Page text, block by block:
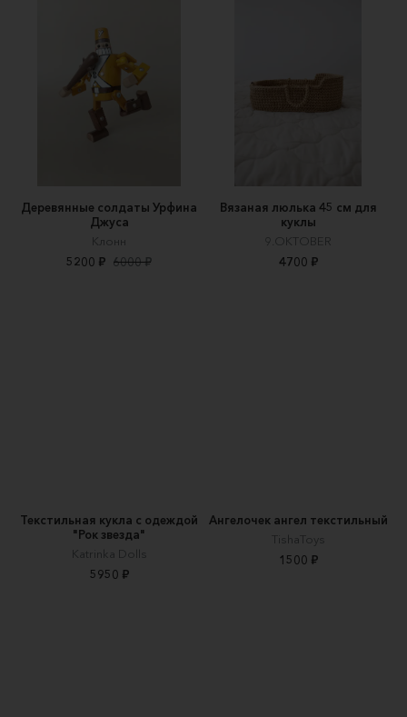
Деревянные солдаты Урфина
Джуса
Клонн
5200 ₽ 6000 ₽
Вязаная люлька 45 см для
куклы
9.OKTOBER
4700 ₽
Текстильная кукла с одеждой
"Рок звезда"
Katrinka Dolls
5950 ₽
Ангелочек ангел текстильный
TishaToys
1500 ₽